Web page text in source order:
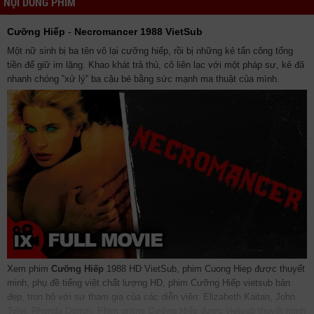
Cưỡng Hiếp - Necromancer 1988 VietSub
Một nữ sinh bị ba tên vô lại cưỡng hiếp, rồi bị những kẻ tấn công tống
tiền để giữ im lặng. Khao khát trả thù, cô liên lạc với một pháp sư, kẻ đã
nhanh chóng ‟xử lý‟ ba cậu bé bằng sức mạnh ma thuật của mình.
Xem phim Cưỡng Hiếp 1988 HD VietSub, phim Cuong Hiep được thuyết
minh, phụ đề tiếng việt chất lượng HD, phim Cưỡng Hiếp vietsub bản
đẹp, trọn bộ với sự tham gia của các diễn viên: Elizabeth Kaitan, John